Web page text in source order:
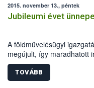
2015. november 13., péntek
Jubileumi évet
A földművelésügyi
megújult, így maradhatott
reményeim szerint egy
magyar vidék felé vezet
hivatalok fennállásának 25
TOVÁBB